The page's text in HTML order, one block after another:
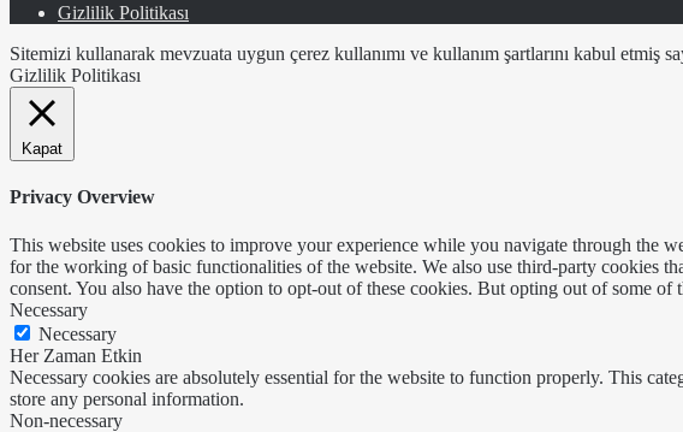
Gizlilik Politikası
Sitemizi kullanarak mevzuata uygun çerez kullanımı ve kullanım şartlarını kabul etmiş
Gizlilik Politikası
Kapat
Privacy Overview
This website uses cookies to improve your experience while you navigate through the
for the working of basic functionalities of the website. We also use third-party cookies
consent. You also have the option to opt-out of these cookies. But opting out of some
Necessary
Necessary
Her Zaman Etkin
Necessary cookies are absolutely essential for the website to function properly. This
store any personal information.
Non-necessary